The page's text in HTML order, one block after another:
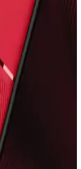
Koruma ve
ve fonksiyonellik
uzun ömürlü
Mat ve
mat yüzeyli ve
ve kullanım
için en iyi kılıf